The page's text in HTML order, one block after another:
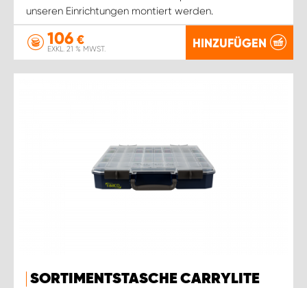
unseren Einrichtungen montiert werden.
106 €
EXKL. 21 % MWST. HINZUFÜGEN
SORTIMENTSTASCHE CARRYLITE